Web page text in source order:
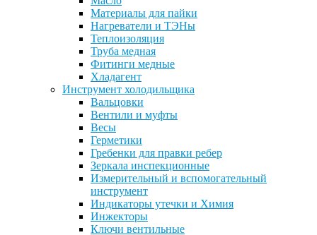
Материалы для пайки
Нагреватели и ТЭНы
Теплоизоляция
Труба медная
Фитинги медные
Хладагент
Инструмент холодильщика
Вальцовки
Вентили и муфты
Весы
Герметики
Гребенки для правки ребер
Зеркала инспекционные
Измерительный и вспомогательный
инструмент
Индикаторы утечки и Химия
Инжекторы
Ключи вентильные